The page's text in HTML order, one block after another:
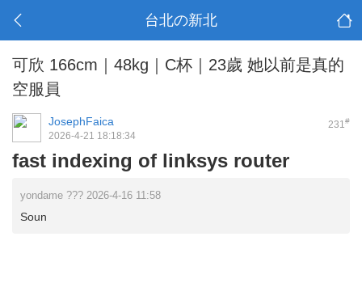
台北の新北
可欣 166cm｜48kg｜C杯｜23歲 她以前是真的
空服員
231#
JosephFaica
2026-4-21 18:18:34
fast indexing of linksys router
yondame ??? 2026-4-16 11:58
Soun